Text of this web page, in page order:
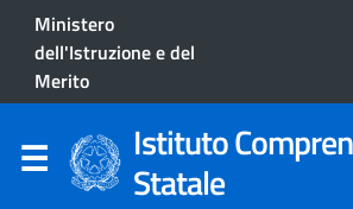
Ministero
dell'Istruzione e del
Merito
Istituto
Statale